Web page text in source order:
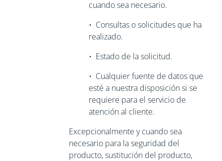
cuando sea necesario.
• Consultas o solicitudes que ha
realizado.
• Estado de la solicitud.
• Cualquier fuente de datos que
esté a nuestra disposición si se
requiere para el servicio de
atención al cliente.
Excepcionalmente y cuando sea
necesario para la seguridad del
producto, sustitución del producto,